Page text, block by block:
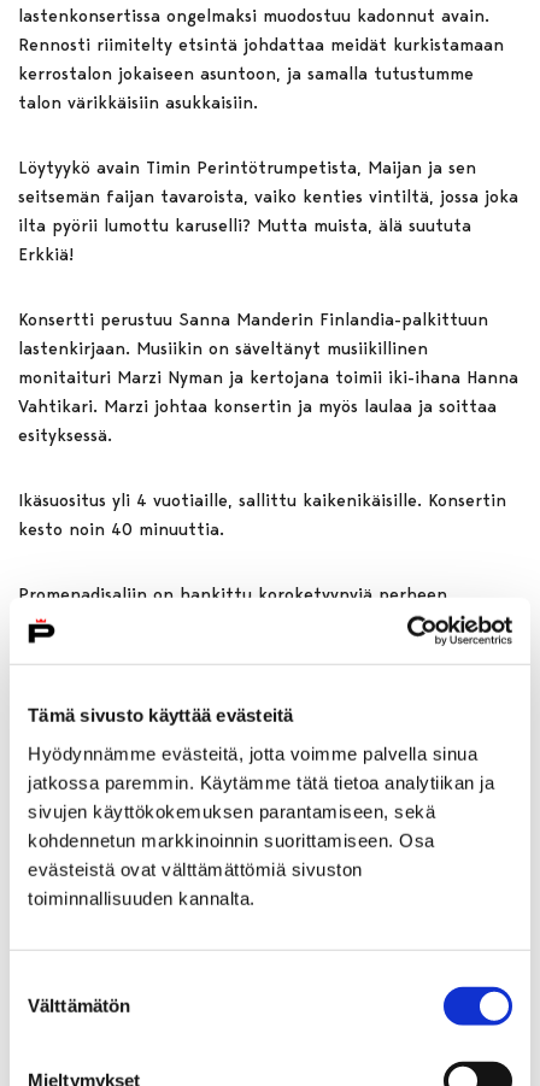
Tämä sivusto käyttää evästeitä
Hyödynnämme evästeitä, jotta voimme palvella sinua
jatkossa paremmin. Käytämme tätä tietoa analytiikan ja
sivujen käyttökokemuksen parantamiseen, sekä
kohdennetun markkinoinnin suorittamiseen. Osa
evästeistä ovat välttämättömiä sivuston
toiminnallisuuden kannalta.
valinta
Välttämätön
Mieltymykset
lastenkonsertissa ongelmaksi muodostuu kadonnut avain.
Rennosti riimitelty etsintä johdattaa meidät kurkistamaan
kerrostalon jokaiseen asuntoon, ja samalla tutustumme
talon värikkäisiin asukkaisiin.
Löytyykö avain Timin Perintötrumpetista, Maijan ja sen
seitsemän faijan tavaroista, vaiko kenties vintiltä, jossa joka
ilta pyörii lumottu karuselli? Mutta muista, älä suututa
Erkkiä!
Konsertti perustuu Sanna Manderin Finlandia-palkittuun
lastenkirjaan. Musiikin on säveltänyt musiikillinen
monitaituri Marzi Nyman ja kertojana toimii iki-ihana Hanna
Vahtikari. Marzi johtaa konsertin ja myös laulaa ja soittaa
esityksessä.
Ikäsuositus yli 4 vuotiaille, sallittu kaikenikäisille. Konsertin
kesto noin 40 minuuttia.
Promenadisaliin on hankittu koroketyynyjä perheen
pienimmille, mutta voit myös ottaa mukaan kotoa oman
Ennen konsertin alkua kuullaan Promenadisalin aulassa
Palmgren-konservatorion oppilaiden Aulasoitto. Se alkaa klo
17.30.
***
Koko perheen konsertti